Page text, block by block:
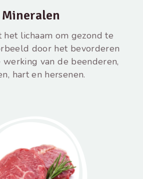
Mineralen
het lichaam om gezond te
door het bevorderen
van de beenderen,
hart en hersenen.